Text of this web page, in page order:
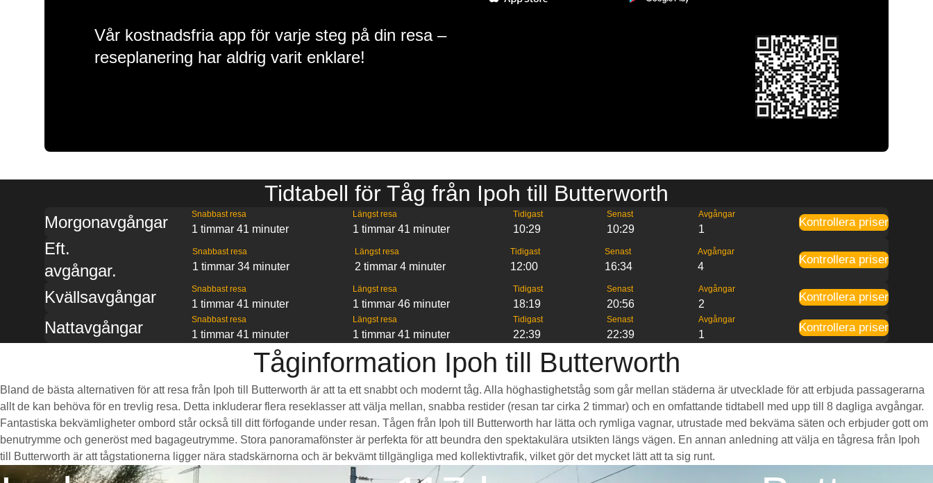
Vår kostnadsfria app för varje steg på din resa –
reseplanering har aldrig varit enklare!
Tidtabell för Tåg från Ipoh till Butterworth
Morgonavgångar Snabbast resa
1 timmar 41 minuter
Längst resa
1 timmar 41 minuter
Tidigast
10:29
Senast
10:29
Avgångar
1
Kontrollera priser
Eft.
avgångar.
Snabbast resa
1 timmar 34 minuter
Längst resa
2 timmar 4 minuter
Tidigast
12:00
Senast
16:34
Avgångar
4
Kontrollera priser
Kvällsavgångar Snabbast resa
1 timmar 41 minuter
Längst resa
1 timmar 46 minuter
Tidigast
18:19
Senast
20:56
Avgångar
2
Kontrollera priser
Nattavgångar Snabbast resa
1 timmar 41 minuter
Längst resa
1 timmar 41 minuter
Tidigast
22:39
Senast
22:39
Avgångar
1
Kontrollera priser
Tåginformation Ipoh till Butterworth
Bland de bästa alternativen för att resa från Ipoh till Butterworth är att ta ett snabbt och modernt tåg. Alla höghastighetståg som går mellan städerna är utvecklade för att erbjuda passagerarna
allt de kan behöva för en trevlig resa. Detta inkluderar flera reseklasser att välja mellan, snabba restider (resan tar cirka 2 timmar) och en omfattande tidtabell med upp till 8 dagliga avgångar.
Fantastiska bekvämligheter ombord står också till ditt förfogande under resan. Tågen från Ipoh till Butterworth har lätta och rymliga vagnar, utrustade med bekväma säten och erbjuder gott om
benutrymme och generöst med bagageutrymme. Stora panoramafönster är perfekta för att beundra den spektakulära utsikten längs vägen. En annan anledning att välja en tågresa från Ipoh
till Butterworth är att tågstationerna ligger nära stadskärnorna och är bekvämt tillgängliga med kollektivtrafik, vilket gör det mycket lätt att ta sig runt.